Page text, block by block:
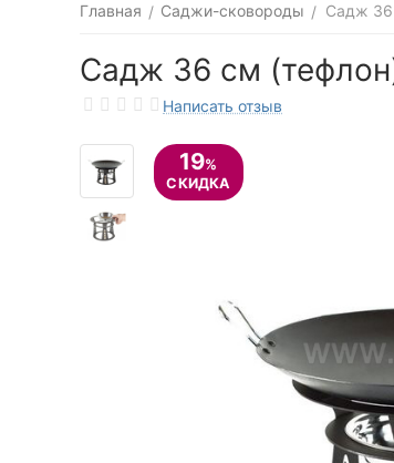
Главная / Саджи-сковороды / Садж 36
Садж 36 см
Написать отзыв
19